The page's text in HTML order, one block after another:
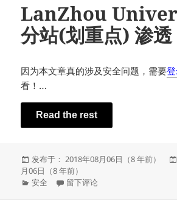
LanZhou
分站(划重点) 渗透
因为本文章真的涉及安全问题，需要
看！…
Read the rest
发
布
于
发布于： 2018年08月06日（8 年前）
月06日（8 年前）
分
安全 于LanZhou University 一分站(
留下评论